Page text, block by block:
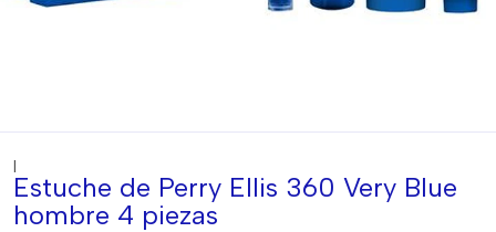
|
Estuche de Perry Ellis 360 Very Blue
hombre 4 piezas